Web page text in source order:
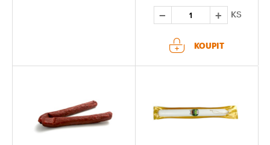
KS
KOUPIT